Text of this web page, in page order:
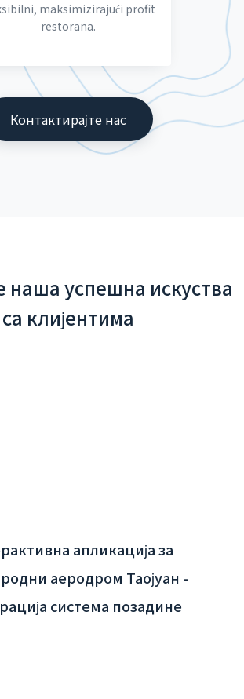
maksimizirajući profit
restorana.
Контактирајте нас
наша успешна искуства
са клијентима